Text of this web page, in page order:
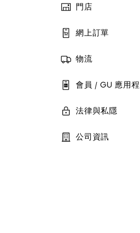
GU 大量購買
門店
付款方式
網上訂單
訂單狀態及更改
物流
自提點
(O2O)門店自提
會員 / GU 應用
推廣活動及優惠劵
電子報
法律與私隱
條款及細則
公司資訊